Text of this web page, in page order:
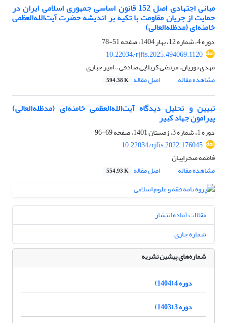
مبانی اجتهادی اصل 152 قانون اساسی جمهوری اسلامی ایران در
حمایت از جریان مقاومت با تکیه بر اندیشه حضرت آیت‌الله‌العظمی
خامنه‌ای (مدظله‌العالی)
دوره 4، شماره 12، بهار 1404، صفحه
51-78
10.22034/rjfis.2025.494069.1120
مهدی نوریان، مرتضی کربلایی صادقی،، امیر جباری
مشاهده مقاله
اصل مقاله 594.38 K
تبیین و تحلیل دیدگاه آیت‌الله‌العظمی خامنه‌ای (مدظله‌العالی)
پیرامون جهاد کبیر
دوره 1، شماره 3، زمستان 1401، صفحه
69-96
10.22034/rjfis.2022.176045
فاطمه صحراییان
مشاهده مقاله
اصل مقاله 554.93 K
مقالات آماده انتشار
شماره جاری
شماره‌های پیشین نشریه
دوره 4 (1404)
دوره 3 (1403)